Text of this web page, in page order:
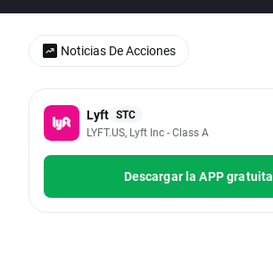
Lyft STC
LYFT.US, Lyft Inc - Class A
Descargar la APP gratuita
Noticias De Acciones